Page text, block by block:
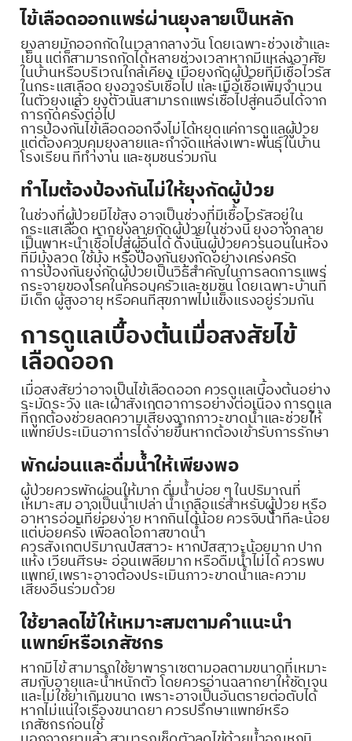
ไข้เลือดออกแพร่ผ่านยุงลายเป็นหลัก
ยุงลายมักออกกัดในเวลากลางวัน โดยเฉพาะช่วงเช้าและ
เย็น แต่ก็สามารถกัดได้หลายช่วงเวลาหากมีแหล่งอาศัย
ในบ้านหรือบริเวณใกล้เคียง เมื่อยุงกัดผู้ป่วยที่มีเชื้อไวรัส
ในกระแสเลือด ยุงอาจรับเชื้อไป และเมื่อเชื้อเพิ่มจำนวน
ในตัวยุงแล้ว ยุงตัวนั้นสามารถแพร่เชื้อไปสู่คนอื่นได้จาก
การกัดครั้งต่อไป
การป้องกันไข้เลือดออกจึงไม่ได้หยุดแค่การดูแลผู้ป่วย
แต่ต้องควบคุมยุงลายและกำจัดแหล่งเพาะพันธุ์ในบ้าน
โรงเรียน ที่ทำงาน และชุมชนร่วมกัน
ทำไมต้องป้องกันไม่ให้ยุงกัดผู้ป่วย
ในช่วงที่ผู้ป่วยมีไข้สูง อาจเป็นช่วงที่มีเชื้อไวรัสอยู่ใน
กระแสเลือด หากยุงลายกัดผู้ป่วยในช่วงนี้ ยุงอาจกลาย
เป็นพาหะนำเชื้อไปสู่ผู้อื่นได้ ดังนั้นผู้ป่วยควรนอนในห้อง
ที่มีมุ้งลวด ใช้มุ้ง หรือป้องกันยุงกัดอย่างเคร่งครัด
การป้องกันยุงกัดผู้ป่วยเป็นวิธีสำคัญในการลดการแพร่
กระจายของโรคในครอบครัวและชุมชน โดยเฉพาะบ้านที่
มีเด็ก ผู้สูงอายุ หรือคนที่สุขภาพไม่แข็งแรงอยู่ร่วมกัน
การดูแลเบื้องต้นเมื่อสงสัยไข้
เลือดออก
เมื่อสงสัยว่าอาจเป็นไข้เลือดออก ควรดูแลเบื้องต้นอย่าง
ระมัดระวัง และเฝ้าสังเกตอาการอย่างต่อเนื่อง การดูแล
ที่ถูกต้องช่วยลดความเสี่ยงจากภาวะขาดน้ำและช่วยให้
แพทย์ประเมินอาการได้ง่ายขึ้นหากต้องเข้ารับการรักษา
พักผ่อนและดื่มน้ำให้เพียงพอ
ผู้ป่วยควรพักผ่อนให้มาก ดื่มน้ำบ่อย ๆ ในปริมาณที่
เหมาะสม อาจเป็นน้ำเปล่า น้ำเกลือแร่สำหรับผู้ป่วย หรือ
อาหารอ่อนที่ย่อยง่าย หากกินได้น้อย ควรจิบน้ำทีละน้อย
แต่บ่อยครั้ง เพื่อลดโอกาสขาดน้ำ
ควรสังเกตปริมาณปัสสาวะ หากปัสสาวะน้อยมาก ปาก
แห้ง เวียนศีรษะ อ่อนเพลียมาก หรือดื่มน้ำไม่ได้ ควรพบ
แพทย์ เพราะอาจต้องประเมินภาวะขาดน้ำและความ
เสี่ยงอื่นร่วมด้วย
ใช้ยาลดไข้ให้เหมาะสมตามคำแนะนำ
แพทย์หรือเภสัชกร
หากมีไข้ สามารถใช้ยาพาราเซตามอลตามขนาดที่เหมาะ
สมกับอายุและน้ำหนักตัว โดยควรอ่านฉลากยาให้ชัดเจน
และไม่ใช้ยาเกินขนาด เพราะอาจเป็นอันตรายต่อตับได้
หากไม่แน่ใจเรื่องขนาดยา ควรปรึกษาแพทย์หรือ
เภสัชกรก่อนใช้